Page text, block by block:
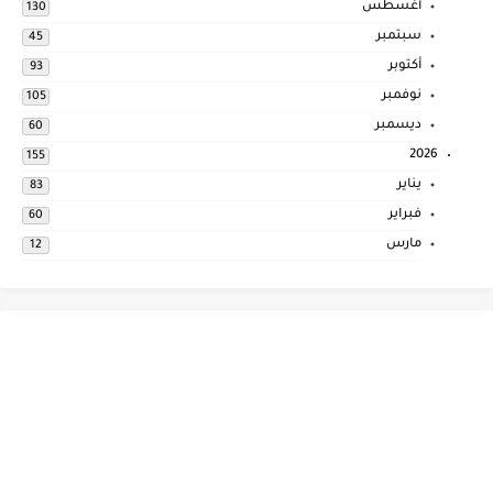
أغسطس 130
سبتمبر 45
أكتوبر 93
نوفمبر 105
ديسمبر 60
2026
155
يناير 83
فبراير 60
مارس 12